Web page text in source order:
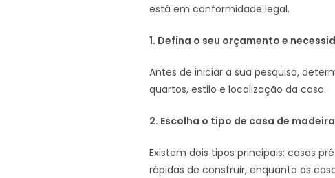
está em conformidade legal.
1. Defina o seu orçamento e
Antes de iniciar a sua pesquisa,
quartos, estilo e localização da casa.
2. Escolha o tipo de casa de
Existem dois tipos principais: casas
rápidas de construir, enquanto as